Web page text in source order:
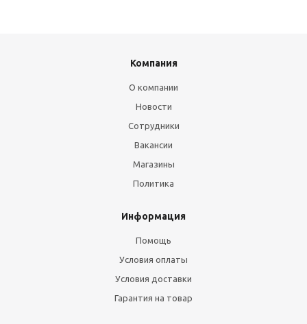
Компания
О компании
Новости
Сотрудники
Вакансии
Магазины
Политика
Информация
Помощь
Условия оплаты
Условия доставки
Гарантия на товар